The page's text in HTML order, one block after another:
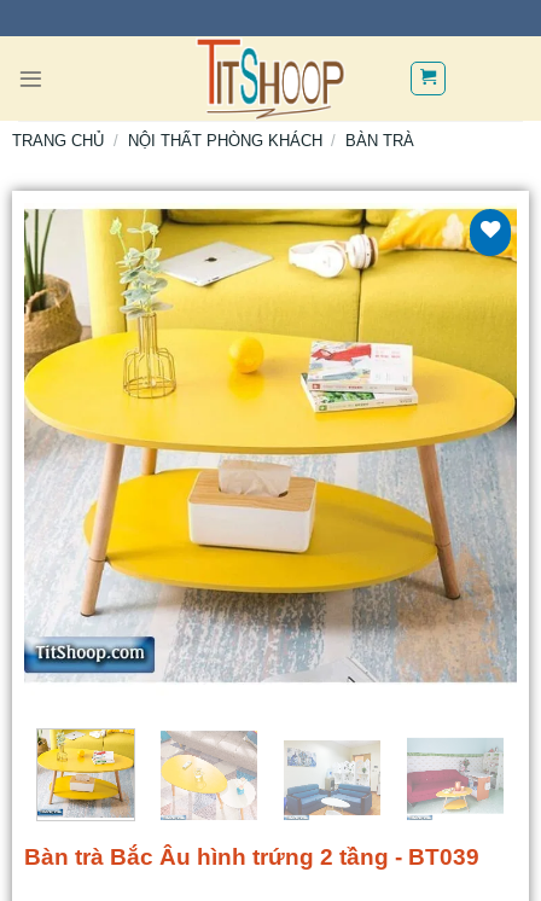
TRANG CHỦ / NỘI THẤT PHÒNG KHÁCH / BÀN TRÀ
Bàn trà Bắc Âu hình trứng 2 tầng - BT039